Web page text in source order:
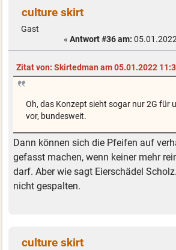
culture skirt
Gast
« Antwort #36 am:
Zitat von: Skirtedman am 05.01.2022
Oh, das Konzept sieht sogar nur 2G für
vor, bundesweit.
Dann können sich die Pfeifen auf
gefasst machen, wenn keiner mehr
darf. Aber wie sagt Eierschädel
nicht gespalten.
culture skirt